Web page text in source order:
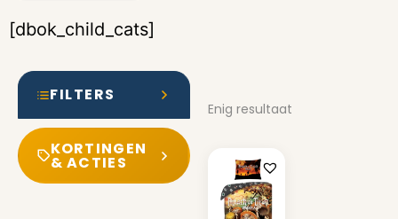
[dbok_child_cats]
FILTERS
KORTINGEN
& ACTIES
Enig resultaat